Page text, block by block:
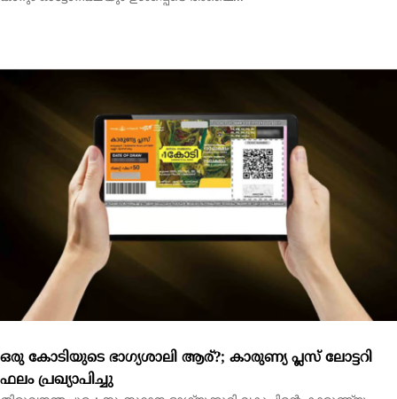
ഒരു കോടിയുടെ ഭാഗ്യശാലി ആര്?; കാരുണ്യ പ്ലസ് ലോട്ടറി
ഫലം പ്രഖ്യാപിച്ചു
തിരുവനന്തപുരം: സംസ്ഥാന ഭാഗ്യക്കുറി വകുപ്പിന്റെ കാരുണ്യ
പ്ലസ് ലോട്ടറി ഫലം പ്രഖ്യാപിച്ചു. PL 335769...